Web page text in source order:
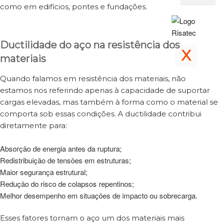
X
como em edifícios, pontes e fundações.
Ductilidade do aço na resistência dos
materiais
Quando falamos em resistência dos materiais, não
estamos nos referindo apenas à capacidade de suportar
cargas elevadas, mas também à forma como o material se
comporta sob essas condições. A ductilidade contribui
diretamente para:
Absorção de energia antes da ruptura;
Redistribuição de tensões em estruturas;
Maior segurança estrutural;
Redução do risco de colapsos repentinos;
Melhor desempenho em situações de impacto ou sobrecarga.
Esses fatores tornam o aço um dos materiais mais